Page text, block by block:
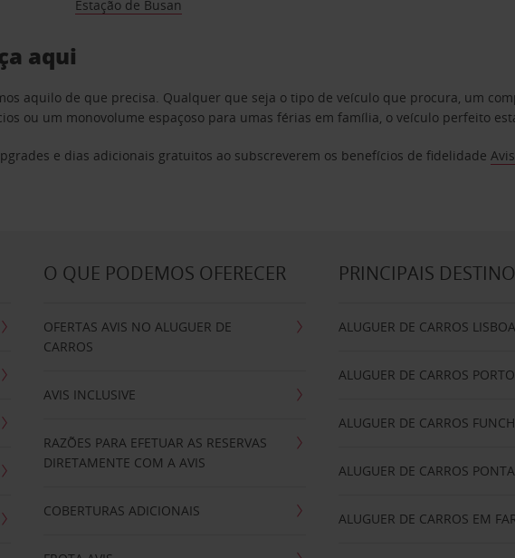
Estação de Busan
aqui
aquilo de que precisa. Qualquer que seja o tipo de veículo que procura, um
ou um monovolume espaçoso para umas férias em família, o veículo perfeito
e dias adicionais gratuitos ao subscreverem os benefícios de fidelidade
O QUE PODEMOS OFERECER
OFERTAS AVIS NO ALUGUER DE
CARROS
AVIS INCLUSIVE
RAZÕES PARA EFETUAR AS RESERVAS
DIRETAMENTE COM A AVIS
COBERTURAS ADICIONAIS
PRINCIPAIS
ALUGUER DE CARROS LISBOA
ALUGUER DE CARROS PORTO
ALUGUER DE CARROS
ALUGUER DE CARROS
ALUGUER DE CARROS EM